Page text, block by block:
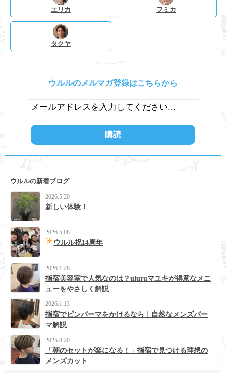
エリカ フミカ
タクヤ
ウルルのメルマガ登録はこちらから
ウルルの新着ブログ
2026.5.20
新しい体験！
2026.5.08
ウルル祝14周年
2026.1.28
指宿美容室で人気なのは？uluruマユキが得意なメニ
ューをやさしく解説
2026.1.13
指宿でピンパーマをかけるなら｜自然なメンズパー
マ解説
2025.8.20
「朝のセットが楽になる！」指宿で見つける理想の
メンズカット